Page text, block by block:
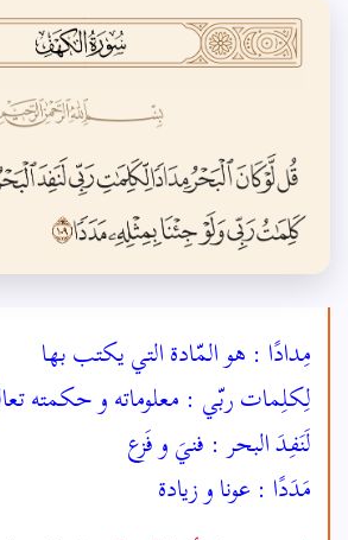
مِدادًا : هو المّادة التي يكتب بها
لِكلِمات ربّي : معلوماته و حكمته
لَنَفِدَ البحر : فنيَ و فَزع
مَدَدًا : عونا و زيادة